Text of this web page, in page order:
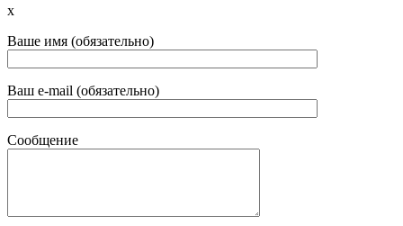
x
Ваше имя (обязательно)
Ваш e-mail (обязательно)
Сообщение